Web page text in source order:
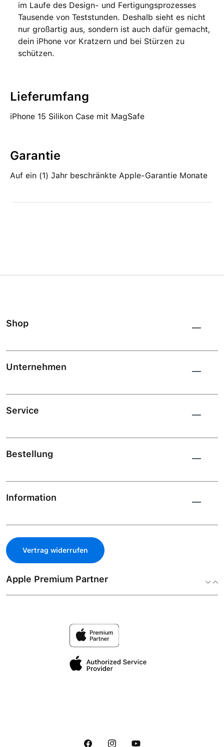
im Laufe des Design‑ und Fertigungs­prozesses
Tausende von Teststunden. Deshalb sieht es nicht
nur großartig aus, sondern ist auch dafür gemacht,
dein iPhone vor Kratzern und bei Stürzen zu
schützen.
Lieferumfang
iPhone 15 Silikon Case mit MagSafe
Garantie
Auf ein (1) Jahr beschränkte Apple-Garantie Monate
Shop
Unternehmen
Service
Bestellung
Information
Vertrag widerrufen
Apple Premium Partner